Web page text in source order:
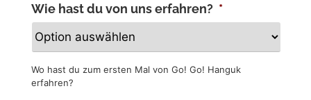
Wie hast du von uns erfahren? *
Wo hast du zum ersten Mal von Go! Go! Hanguk
erfahren?